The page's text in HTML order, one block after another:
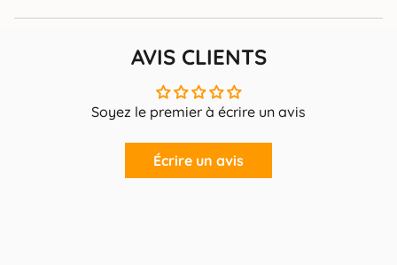
AVIS CLIENTS
Soyez le premier à écrire un avis
Écrire un avis